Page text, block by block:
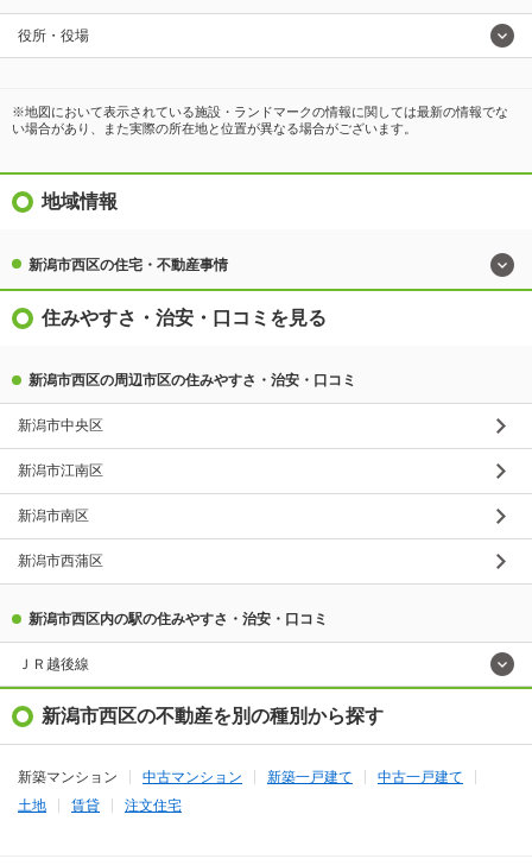
役所・役場
※地図において表示されている施設・ランドマークの情報に関しては最新の情報でな
い場合があり、また実際の所在地と位置が異なる場合がございます。
地域情報
新潟市西区の住宅・不動産事情
住みやすさ・治安・口コミを見る
新潟市西区の周辺市区の住みやすさ・治安・口コミ
新潟市中央区
新潟市江南区
新潟市南区
新潟市西蒲区
新潟市西区内の駅の住みやすさ・治安・口コミ
ＪＲ越後線
新潟市西区の不動産を別の種別から探す
新築マンション 中古マンション 新築一戸建て
中古一戸建て
土地
賃貸 注文住宅